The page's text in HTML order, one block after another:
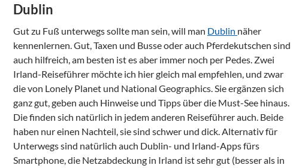
Dublin
Gut zu Fuß unterwegs sollte man sein, will man Dublin näher
kennenlernen. Gut, Taxen und Busse oder auch Pferdekutschen sind
auch hilfreich, am besten ist es aber immer noch per Pedes. Zwei
Irland-Reiseführer möchte ich hier gleich mal empfehlen, und zwar
die von Lonely Planet und National Geographics. Sie ergänzen sich
ganz gut, geben auch Hinweise und Tipps über die Must-See hinaus.
Die finden sich natürlich in jedem anderen Reiseführer auch. Beide
haben nur einen Nachteil, sie sind schwer und dick. Alternativ für
Unterwegs sind natürlich auch Dublin- und Irland-Apps fürs
Smartphone, die Netzabdeckung in Irland ist sehr gut (besser als in